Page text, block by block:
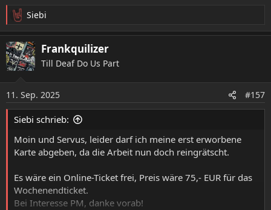
R
e
a
k
t
n
e
n
Siebi
Frankquilizer
Till Deaf Do Us Part
11. Sep. 2025 #157
Siebi schrieb:
Moin und Servus, leider darf ich meine erst erworbene
Karte abgeben, da die Arbeit nun doch reingrätscht.
Es wäre ein Online-Ticket frei, Preis wäre 75,- EUR für das
Wochenendticket.
Bei Interesse PM, danke vorab!